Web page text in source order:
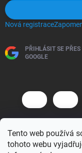
Tento web používá
tohoto webu
Nová registrace
PŘIHLÁSIT SE PŘES
GOOGLE